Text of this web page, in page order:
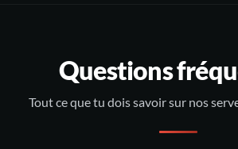
Questions
Tout ce que tu dois savoir sur nos